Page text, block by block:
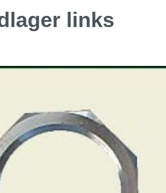
MG A
Midget & Sprite
links